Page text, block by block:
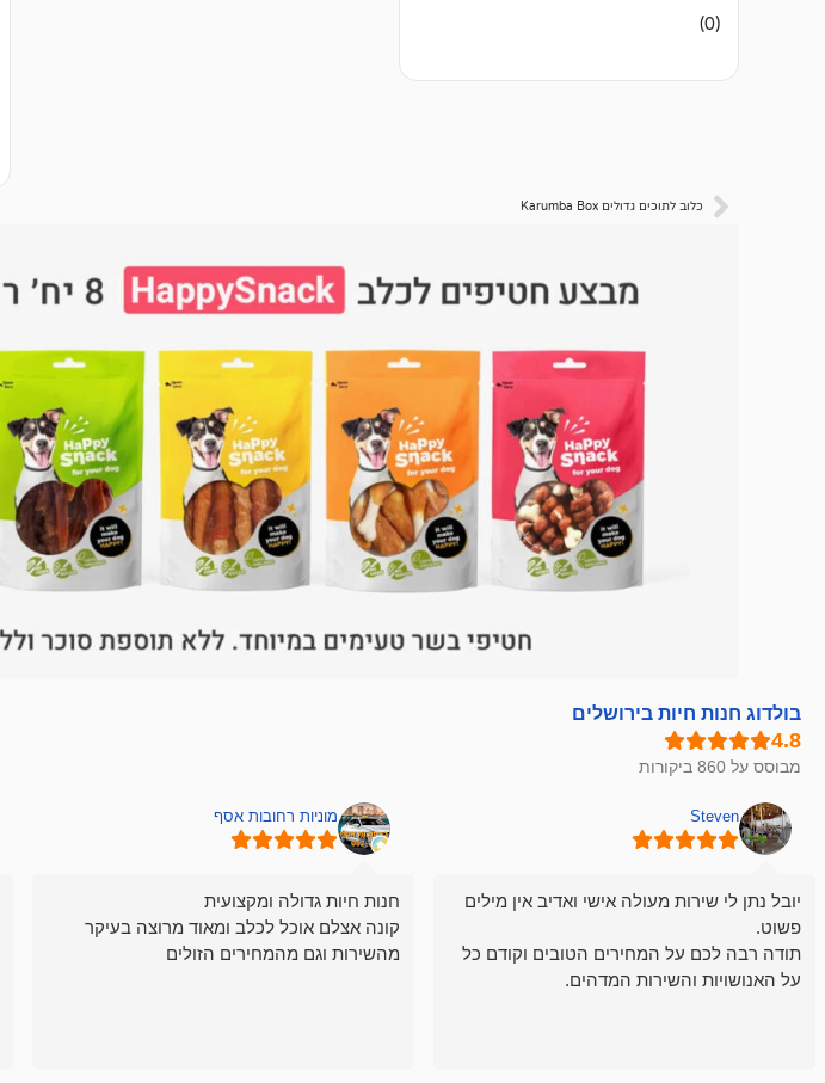
אין
ביקורות
(0)
כלוב לתוכים גדולים Karumba Box
בולדוג חנות חיות בירושלים
מבוסס על 860 ביקורות
Steven
יובל נתן לי שירות מעולה אישי ואדיב אין מילים
פשוט.
תודה רבה לכם על המחירים הטובים וקודם כל
על האנושויות והשירות המדהים.
מוניות רחובות אסף
חנות חיות גדולה ומקצועית
קונה אצלם אוכל לכלב ומאוד מרוצה בעיקר
מהשירות וגם מהמחירים הזולים